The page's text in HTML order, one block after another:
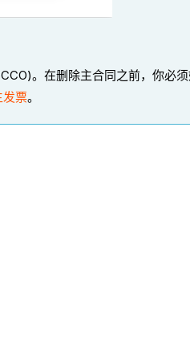
。在删除主合同之前，你必
发票。